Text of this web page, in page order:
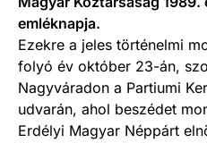
emléknapja.
Ezekre a jeles történelmi
folyó év október 23-án,
Nagyváradon a Partiumi
udvarán, ahol beszédet
Erdélyi Magyar Néppárt